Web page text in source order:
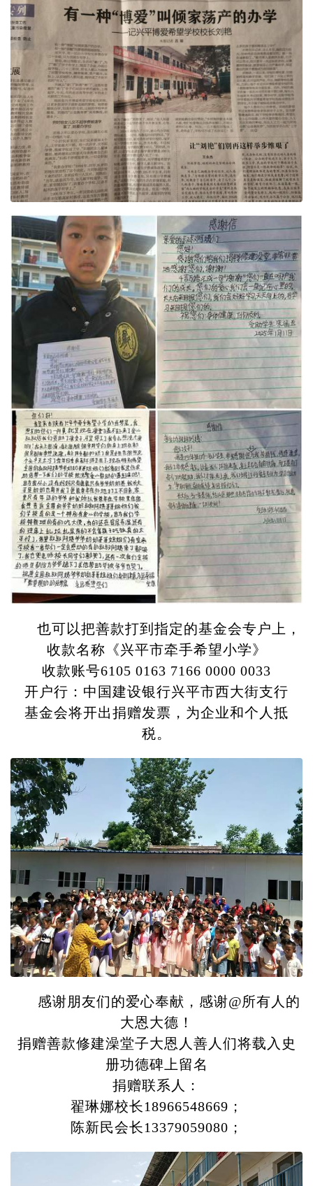
也可以把善款打到指定的基金会专户上，
收款名称《兴平市牵手希望小学》
收款账号6105 0163 7166 0000 0033
开户行：中国建设银行兴平市西大街支行
基金会将开出捐赠发票，为企业和个人抵
税。
感谢朋友们的爱心奉献，感谢@所有人的
大恩大德！
捐赠善款修建澡堂子大恩人善人们将载入史
册功德碑上留名
捐赠联系人：
翟琳娜校长18966548669；
陈新民会长13379059080；